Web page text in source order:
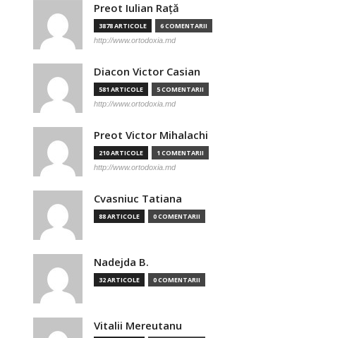
Preot Iulian Raţă
3878 ARTICOLE 6 COMENTARII
http://www.ortodoxia.md
Diacon Victor Casian
581 ARTICOLE 5 COMENTARII
http://www.ortodoxia.md
Preot Victor Mihalachi
210 ARTICOLE 1 COMENTARII
http://www.ortodoxia.md
Cvasniuc Tatiana
88 ARTICOLE 0 COMENTARII
Nadejda B.
32 ARTICOLE 0 COMENTARII
Vitalii Mereutanu